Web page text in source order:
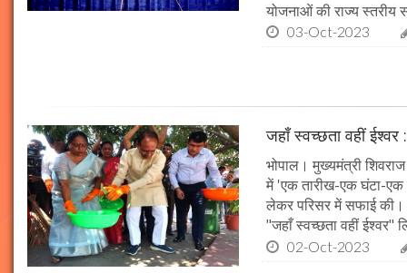
योजनाओं की राज्य स्तरीय
03-Oct-2023
जहाँ स्वच्छता वहीं ईश्वर
भोपाल। मुख्यमंत्री
में 'एक तारीख-एक घंटा-एक
लेकर परिसर में सफाई की।
"जहाँ स्वच्छता वहीं ईश्वर"
02-Oct-2023